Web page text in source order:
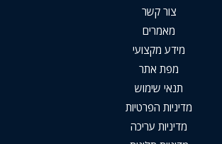
צור קשר
מאמרים
מידע מקצועי
מפת אתר
תנאי שימוש
מדיניות הפרטיות
מדיניות עריכה